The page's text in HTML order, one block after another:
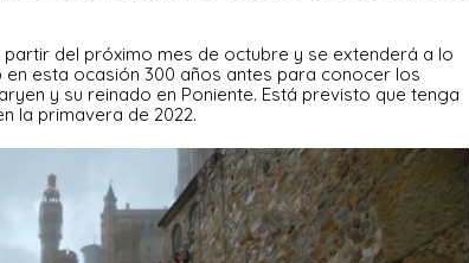
del próximo mes de octubre y se extenderá a lo
esta ocasión 300 años antes para conocer los
y su reinado en Poniente. Está previsto que tenga
la primavera de 2022.